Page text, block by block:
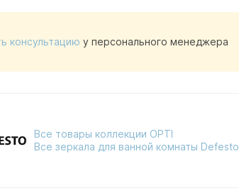
консультацию у персонального менеджера
Все товары коллекции OPTI
Все зеркала для ванной комнаты Defesto